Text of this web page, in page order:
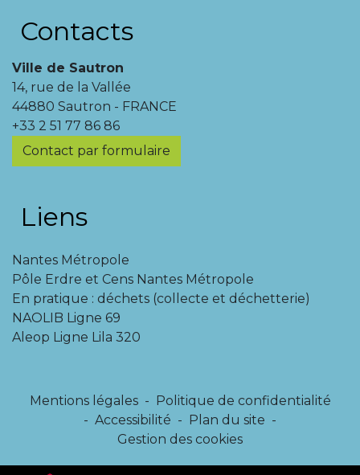
Contacts
Ville de Sautron
14, rue de la Vallée
44880 Sautron - FRANCE
+33 2 51 77 86 86
Contact par formulaire
Liens
Nantes Métropole
Pôle Erdre et Cens Nantes Métropole
En pratique : déchets (collecte et déchetterie)
NAOLIB Ligne 69
Aleop Ligne Lila 320
Mentions légales - Politique de confidentialité
- Accessibilité - Plan du site -
Gestion des cookies